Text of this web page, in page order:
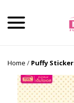
Home / Puffy